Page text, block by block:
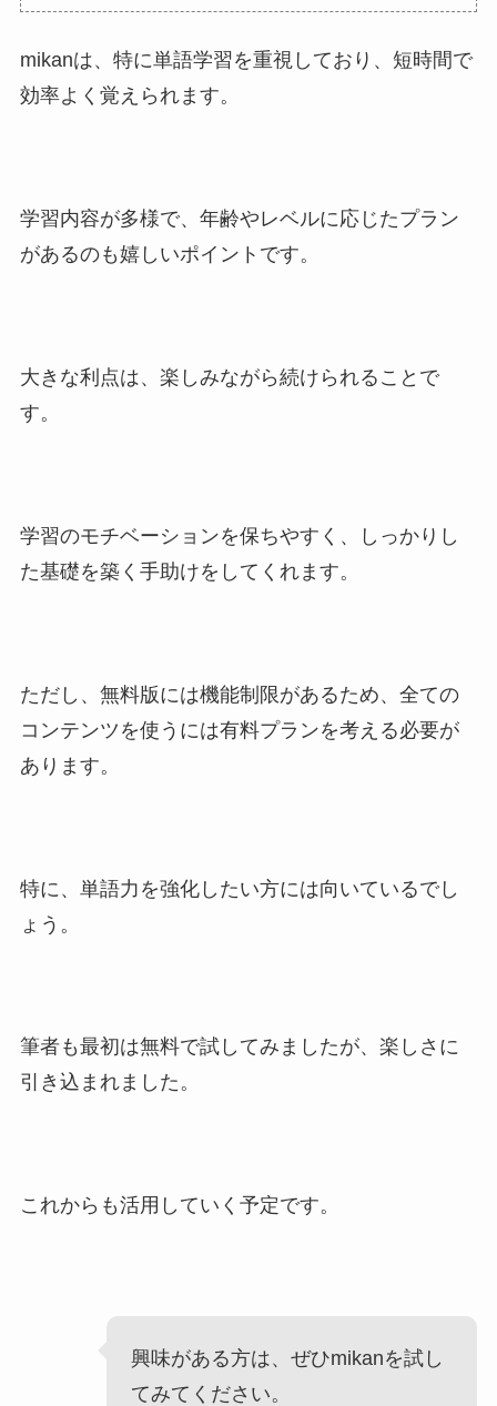
mikanは、特に単語学習を重視しており、短時間で
効率よく覚えられます。
学習内容が多様で、年齢やレベルに応じたプラン
があるのも嬉しいポイントです。
大きな利点は、楽しみながら続けられることで
す。
学習のモチベーションを保ちやすく、しっかりし
た基礎を築く手助けをしてくれます。
ただし、無料版には機能制限があるため、全ての
コンテンツを使うには有料プランを考える必要が
あります。
特に、単語力を強化したい方には向いているでし
ょう。
筆者も最初は無料で試してみましたが、楽しさに
引き込まれました。
これからも活用していく予定です。
興味がある方は、ぜひmikanを試し
てみてください。